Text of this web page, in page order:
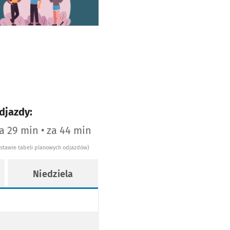
29 min • za 44 min
tabeli planowych odjazdów)
Niedziela
6 6